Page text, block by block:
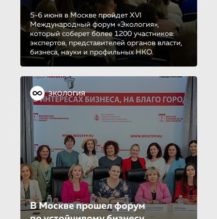
5-6 июня в Москве пройдет XVI
Международный форум «Экология»,
который соберет более 1200 участников:
экспертов, представителей органов власти,
бизнеса, науки и профильных НКО.
ЭКОЛОГИЯ
В Москве прошел форум